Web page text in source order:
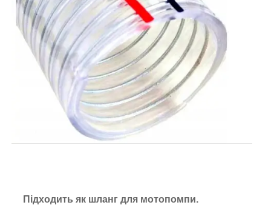
Підходить як шланг для мотопомпи.